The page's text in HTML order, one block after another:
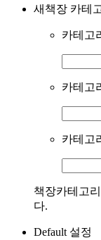
새책장 카테
카테고
카테고
카테고
책장카테고
다.
Default 설정